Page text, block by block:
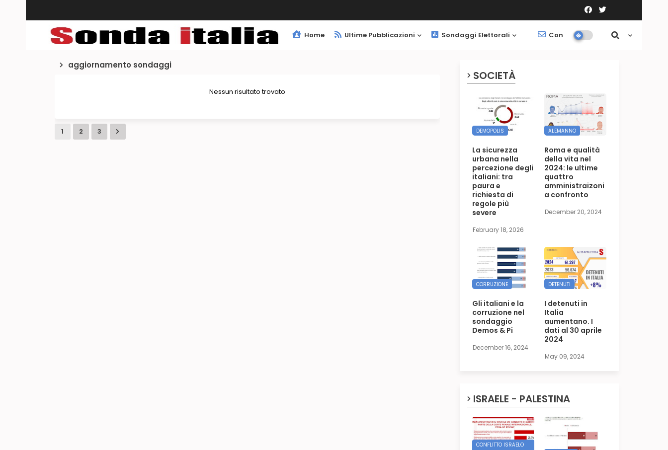
Home Ultime Pubblicazioni Sondaggi Elettorali Contatti Società
aggiornamento sondaggi
Nessun risultato trovato
1 2 3
SOCIETÀ
DEMOPOLIS
La sicurezza
urbana nella
percezione degli
italiani: tra
paura e
richiesta di
regole più
severe
February 18, 2026
ALEMANNO
Roma e qualità
della vita nel
2024: le ultime
quattro
amministraizoni
a confronto
December 20, 2024
CORRUZIONE
Gli italiani e la
corruzione nel
sondaggio
Demos & Pi
December 16, 2024
DETENUTI
I detenuti in
Italia
aumentano. I
dati al 30 aprile
2024
May 09, 2024
ISRAELE - PALESTINA
CONFLITTO ISRAELO